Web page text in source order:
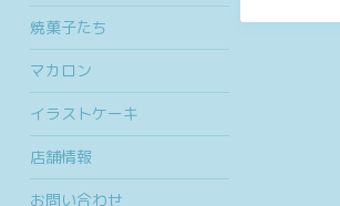
焼菓子たち
マカロン
イラストケーキ
店舗情報
お問い合わせ